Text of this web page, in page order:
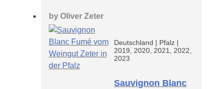
by Oliver Zeter
Deutschland | Pfalz |
2019, 2020, 2021, 2022,
2023
Sauvignon Blanc